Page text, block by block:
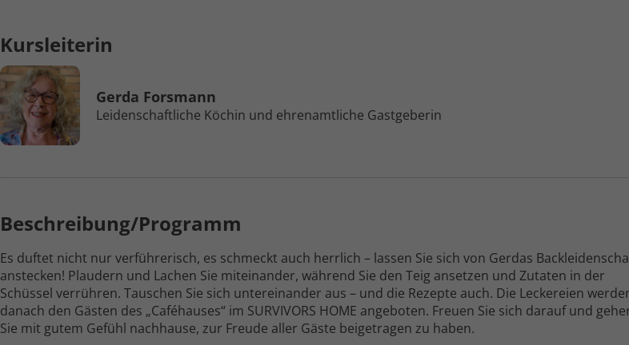
Kursleiterin
Gerda Forsmann
Leidenschaftliche Köchin und ehren­amtliche Gast­geberin
Beschreibung/Programm
Es duftet nicht nur verführerisch, es schmeckt auch herrlich – lassen Sie sich von Gerdas
anstecken! Plaudern und Lachen Sie miteinander, während Sie den Teig ansetzen und Zutaten in der
Schüssel verrühren. Tauschen Sie sich unter­einander aus – und die Rezepte auch. Die Leckereien
danach den Gästen des „Caféhauses“ im SURVIVORS HOME angeboten. Freuen Sie sich darauf und
Sie mit gutem Gefühl nachhause, zur Freude aller Gäste beigetragen zu haben.